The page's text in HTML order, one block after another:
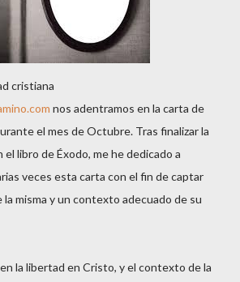
cristiana
nos adentramos en la carta de
el mes de Octubre. Tras finalizar la
libro de Éxodo, me he dedicado a
veces esta carta con el fin de captar
la misma y un contexto adecuado de su
la libertad en Cristo, y el contexto de la